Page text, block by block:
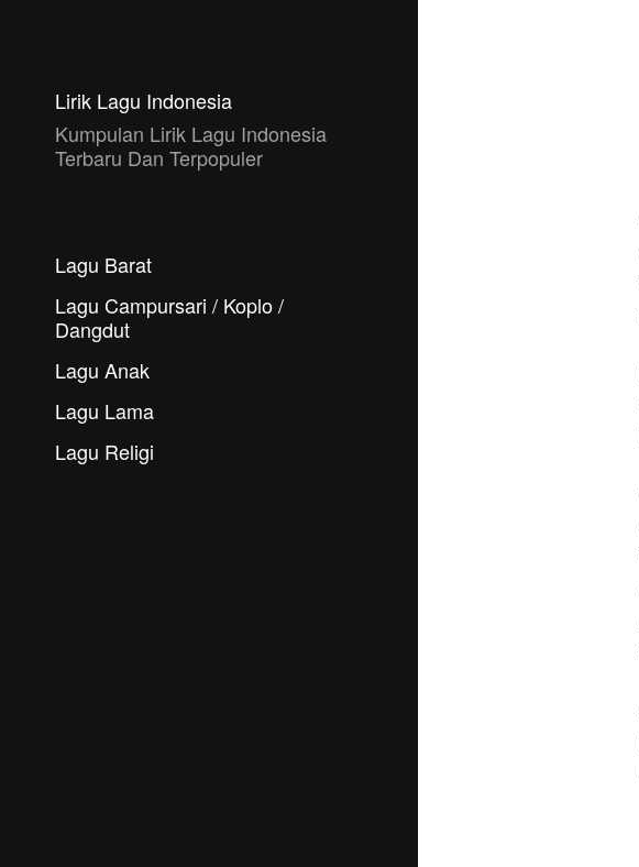
Lirik Lagu Indonesia
Kumpulan Lirik Lagu Indonesia
Terbaru Dan Terpopuler
Lagu Barat
Lagu Campursari / Koplo /
Dangdut
Lagu Anak
Lagu Lama
Lagu Religi